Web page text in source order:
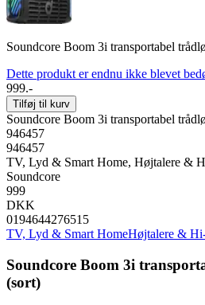
Soundcore Boom 3i transportabel
Dette produkt er endnu ikke blevet
999.-
Tilføj til kurv
Soundcore Boom 3i transportabel
946457
946457
TV, Lyd & Smart Home, Højtalere &
Soundcore
999
DKK
0194644276515
TV, Lyd & Smart HomeHøjtalere &
Soundcore Boom 3i
(sort)